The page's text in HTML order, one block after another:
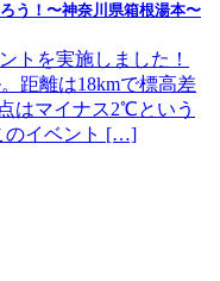
う！〜神奈川県箱根湯本〜
トを実施しました！
距離は18kmで標高差
はマイナス2℃という
のイベント […]